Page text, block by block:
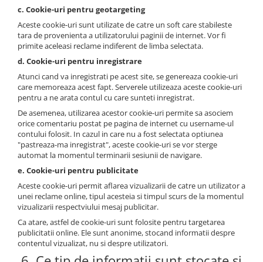
c. Cookie-uri pentru geotargeting
Aceste cookie-uri sunt utilizate de catre un soft care stabileste
tara de provenienta a utilizatorului paginii de internet. Vor fi
primite aceleasi reclame indiferent de limba selectata.
d. Cookie-uri pentru inregistrare
Atunci cand va inregistrati pe acest site, se genereaza cookie-uri
care memoreaza acest fapt. Serverele utilizeaza aceste cookie-uri
pentru a ne arata contul cu care sunteti inregistrat.
De asemenea, utilizarea acestor cookie-uri permite sa asociem
orice comentariu postat pe pagina de internet cu username-ul
contului folosit. In cazul in care nu a fost selectata optiunea
"pastreaza-ma inregistrat", aceste cookie-uri se vor sterge
automat la momentul terminarii sesiunii de navigare.
e. Cookie-uri pentru publicitate
Aceste cookie-uri permit aflarea vizualizarii de catre un utilizator a
unei reclame online, tipul acesteia si timpul scurs de la momentul
vizualizarii respectviului mesaj publicitar.
Ca atare, astfel de cookie-uri sunt folosite pentru targetarea
publicitatii online. Ele sunt anonime, stocand informatii despre
contentul vizualizat, nu si despre utilizatori.